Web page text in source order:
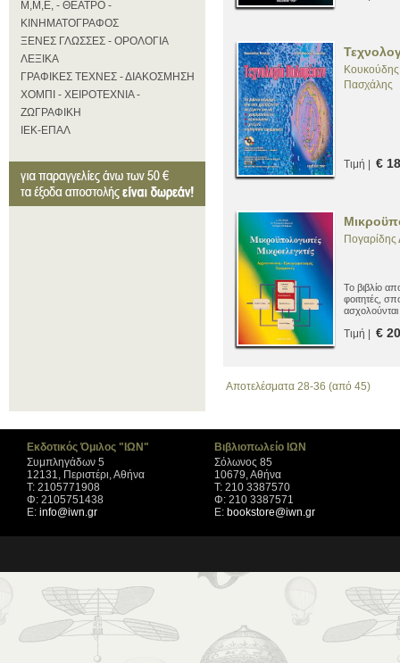
Μ,Μ,Ε, - ΘΕΑΤΡΟ -
ΚΙΝΗΜΑΤΟΓΡΑΦΟΣ
ΞΕΝΕΣ ΓΛΩΣΣΕΣ - ΟΡΟΛΟΓΙΑ
ΛΕΞΙΚΑ
ΓΡΑΦΙΚΕΣ ΤΕΧΝΕΣ - ΔΙΑΚΟΣΜΗΣΗ
ΧΟΜΠΙ - ΧΕΙΡΟΤΕΧΝΙΑ -
ΖΩΓΡΑΦΙΚΗ
ΙΕΚ-ΕΠΑΛ
Πασχάλης
Τιμή | €
Το βιβλίο
φοιτητές,
Τιμή | €
Αποτελέσματα 28-36 (από 45)
Εκδοτικός Όμιλος "ΙΩΝ"
Συμπληγάδων 5
12131, Περιστέρι, Αθήνα
Τ: 2105771908
Φ: 2105751438
Ε: info@iwn.gr
Βιβλιοπωλείο ΙΩΝ
Σόλωνος 85
10679, Αθήνα
Τ: 210 3387570
Φ: 210 3387571
Ε: bookstore@iwn.gr